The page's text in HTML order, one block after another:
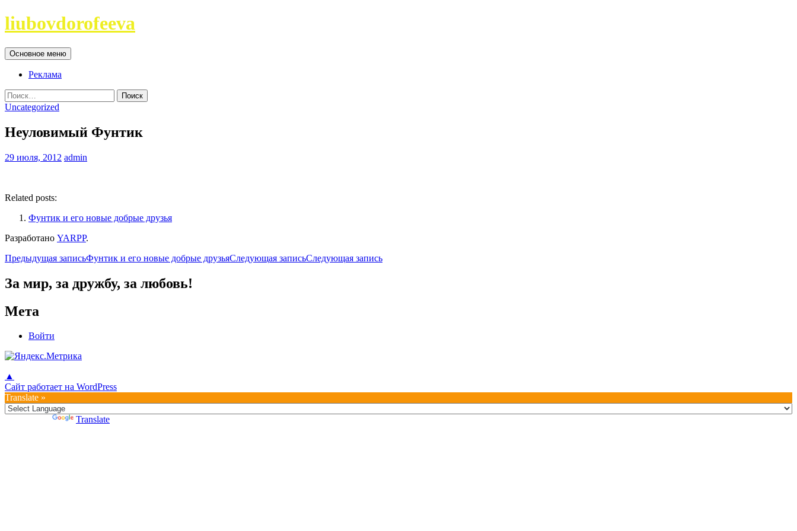
Перейти
к
liubovdorofeeva
Поиск
Основное меню
Реклама
Найти:
Uncategorized
Неуловимый Фунтик
29 июля, 2012 admin
Related posts:
Фунтик и его новые добрые друзья
Разработано YARPP.
Навигация
по
записям
Предыдущая записьФунтик и его новые добрые друзьяСледующая записьСледующая запись
За мир, за дружбу, за любовь!
Мета
Войти
▲
Сайт работает на WordPress
Translate »
Translate